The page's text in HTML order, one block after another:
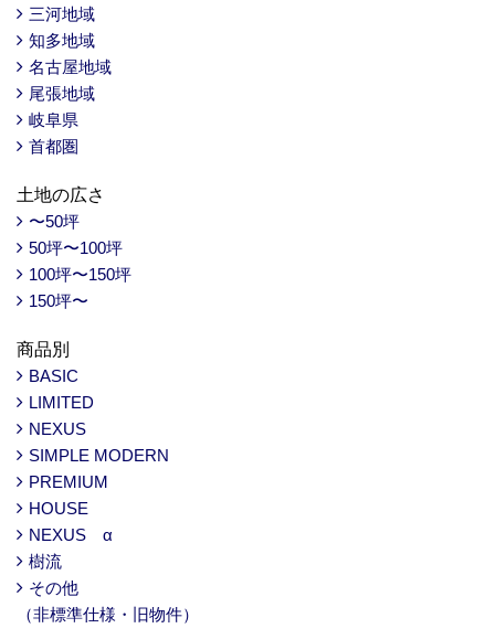
三河地域
知多地域
名古屋地域
尾張地域
岐阜県
首都圏
土地の広さ
〜50坪
50坪〜100坪
100坪〜150坪
150坪〜
商品別
BASIC
LIMITED
NEXUS
SIMPLE MODERN
PREMIUM
HOUSE
NEXUS α
樹流
その他
（非標準仕様・旧物件）